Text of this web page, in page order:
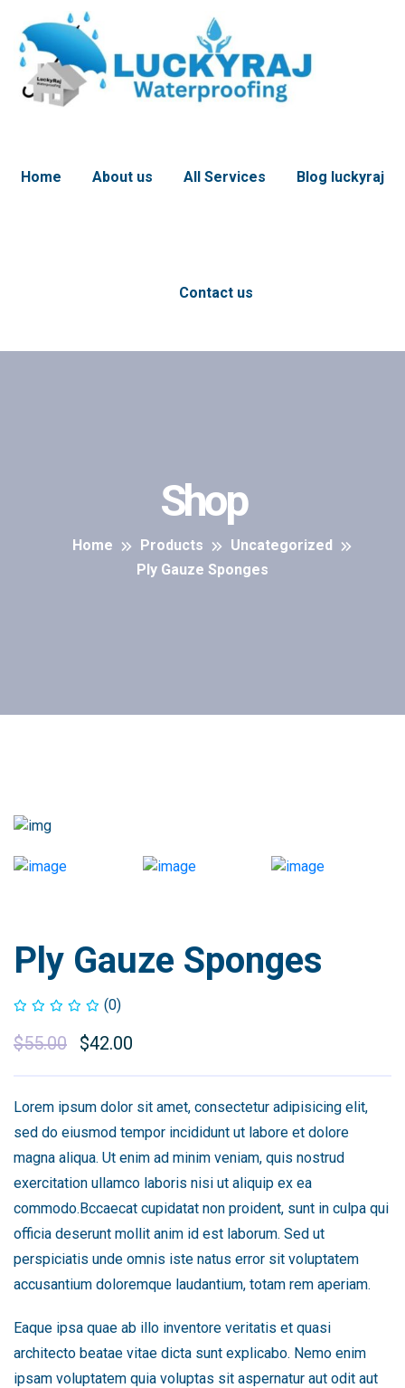
Home About us All Services Blog luckyraj
Contact us
Shop
Home Products
Uncategorized
Ply Gauze Sponges
Ply Gauze Sponges
(0)
$55.00 $42.00
Lorem ipsum dolor sit amet, consectetur adipisicing elit,
sed do eiusmod tempor incididunt ut labore et dolore
magna aliqua. Ut enim ad minim veniam, quis nostrud
exercitation ullamco laboris nisi ut aliquip ex ea
commodo.Bccaecat cupidatat non proident, sunt in culpa qui
officia deserunt mollit anim id est laborum. Sed ut
perspiciatis unde omnis iste natus error sit voluptatem
accusantium doloremque laudantium, totam rem aperiam.
Eaque ipsa quae ab illo inventore veritatis et quasi
architecto beatae vitae dicta sunt explicabo. Nemo enim
ipsam voluptatem quia voluptas sit aspernatur aut odit aut